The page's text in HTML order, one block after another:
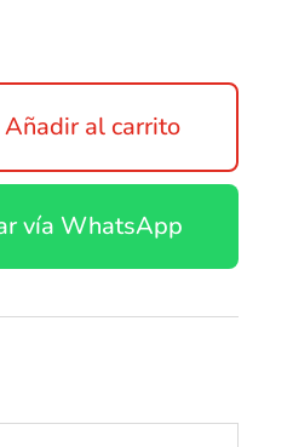
Añadir al carrito
vía WhatsApp